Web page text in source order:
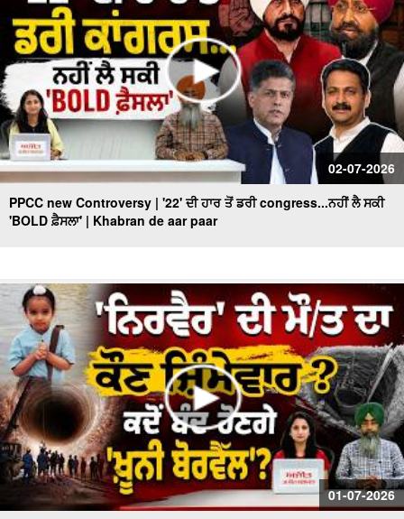
02-07-2026
PPCC new Controversy | '22' ਦੀ ਹਾਰ ਤੋਂ ਡਰੀ congress...ਨਹੀਂ ਲੈ ਸਕੀ
'BOLD ਫ਼ੈਸਲਾ' | Khabran de aar paar
01-07-2026